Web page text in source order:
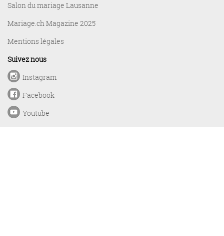
Salon du mariage Lausanne
Mariage.ch Magazine 2025
Mentions légales
Suivez nous
Instagram
Facebook
Youtube